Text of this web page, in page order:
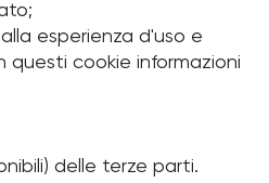
esperienza d'uso e
cookie informazioni
delle terze parti.